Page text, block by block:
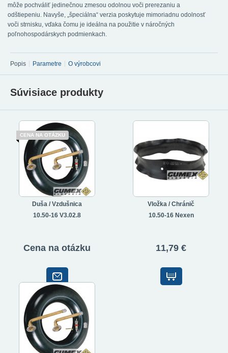
môže pochváliť jedinečnou zmesou odolnou voči prerezaniu a
odštiepeniu. Navyše, „špeciálna“ verzia poskytuje mimoriadnu odolnosť
voči strnisku, vďaka čomu je ideálna na použitie v náročných
poľnohospodárskych podmienkach.
Popis Parametre O výrobcovi
Súvisiace produkty
Duša / Vzdušnica
10.50-16 V3.02.8
CENA NA OTÁZKU
Cena na otázku
Vložka / Chránič
10.50-16 Nexen
11,79 €